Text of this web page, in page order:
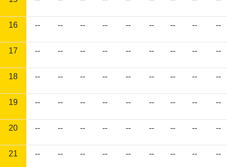
16 -- -- -- -- -- -- -- -- --
17 -- -- -- -- -- -- -- -- --
18 -- -- -- -- -- -- -- -- --
19 -- -- -- -- -- -- -- -- --
20 -- -- -- -- -- -- -- -- --
21 -- -- -- -- -- -- -- -- --